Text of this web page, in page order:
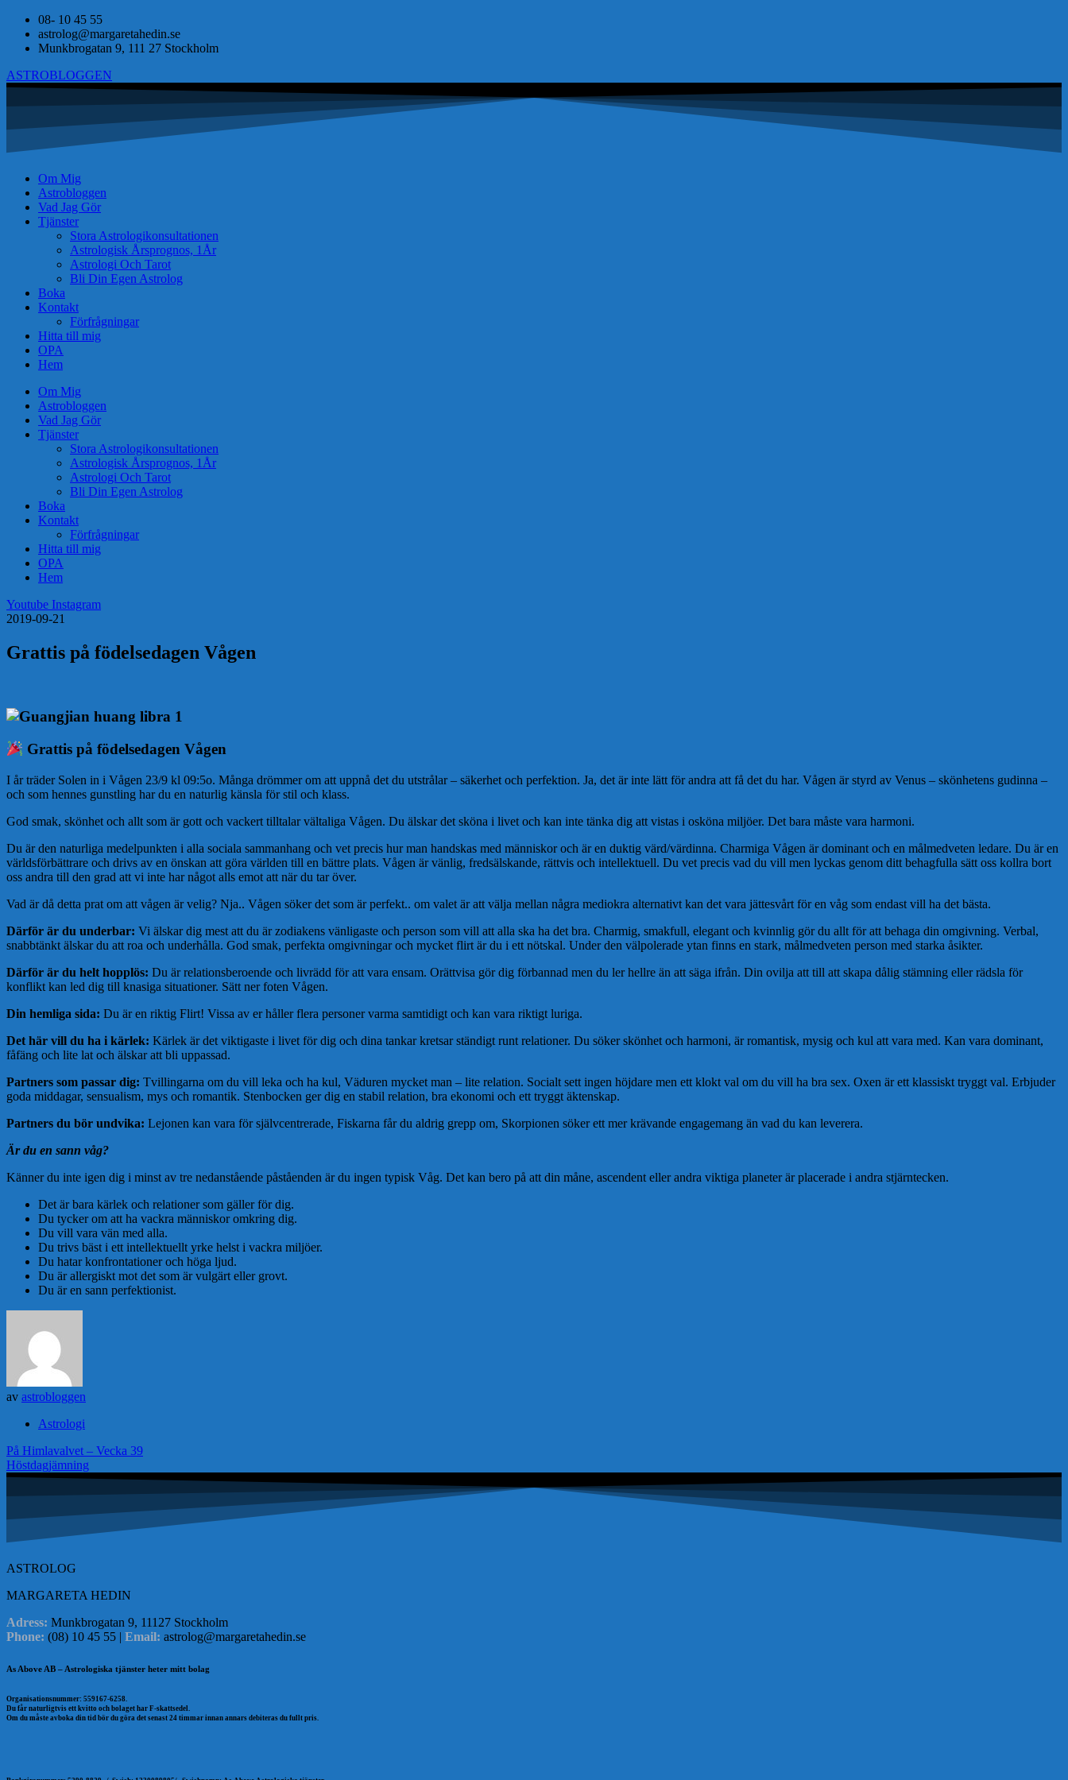
08- 10 45 55
astrolog@margaretahedin.se
Munkbrogatan 9, 111 27 Stockholm
ASTROBLOGGEN
Om Mig
Astrobloggen
Vad Jag Gör
Tjänster
Stora Astrologikonsultationen
Astrologisk Årsprognos, 1År
Astrologi Och Tarot
Bli Din Egen Astrolog
Boka
Kontakt
Förfrågningar
Hitta till mig
OPA
Hem
Om Mig
Astrobloggen
Vad Jag Gör
Tjänster
Stora Astrologikonsultationen
Astrologisk Årsprognos, 1År
Astrologi Och Tarot
Bli Din Egen Astrolog
Boka
Kontakt
Förfrågningar
Hitta till mig
OPA
Hem
Youtube Instagram
2019-09-21
Grattis på födelsedagen Vågen
Grattis på födelsedagen Vågen
I år träder Solen in i Vågen 23/9 kl 09:5o. Många drömmer om att uppnå det du utstrålar – säkerhet och perfektion. Ja, det är inte lätt för andra att få det du har. Vågen är styrd av Venus – skönhetens gudinna –
och som hennes gunstling har du en naturlig känsla för stil och klass.
God smak, skönhet och allt som är gott och vackert tilltalar vältaliga Vågen. Du älskar det sköna i livet och kan inte tänka dig att vistas i osköna miljöer. Det bara måste vara harmoni.
Du är den naturliga medelpunkten i alla sociala sammanhang och vet precis hur man handskas med människor och är en duktig värd/värdinna. Charmiga Vågen är dominant och en målmedveten ledare. Du är en
världsförbättrare och drivs av en önskan att göra världen till en bättre plats. Vågen är vänlig, fredsälskande, rättvis och intellektuell. Du vet precis vad du vill men lyckas genom ditt behagfulla sätt oss kollra bort
oss andra till den grad att vi inte har något alls emot att när du tar över.
Vad är då detta prat om att vågen är velig? Nja.. Vågen söker det som är perfekt.. om valet är att välja mellan några mediokra alternativt kan det vara jättesvårt för en våg som endast vill ha det bästa.
Därför är du underbar: Vi älskar dig mest att du är zodiakens vänligaste och person som vill att alla ska ha det bra. Charmig, smakfull, elegant och kvinnlig gör du allt för att behaga din omgivning. Verbal,
snabbtänkt älskar du att roa och underhålla. God smak, perfekta omgivningar och mycket flirt är du i ett nötskal. Under den välpolerade ytan finns en stark, målmedveten person med starka åsikter.
Därför är du helt hopplös: Du är relationsberoende och livrädd för att vara ensam. Orättvisa gör dig förbannad men du ler hellre än att säga ifrån. Din ovilja att till att skapa dålig stämning eller rädsla för
konflikt kan led dig till knasiga situationer. Sätt ner foten Vågen.
Din hemliga sida: Du är en riktig Flirt! Vissa av er håller flera personer varma samtidigt och kan vara riktigt luriga.
Det här vill du ha i kärlek: Kärlek är det viktigaste i livet för dig och dina tankar kretsar ständigt runt relationer. Du söker skönhet och harmoni, är romantisk, mysig och kul att vara med. Kan vara dominant,
fåfäng och lite lat och älskar att bli uppassad.
Partners som passar dig: Tvillingarna om du vill leka och ha kul, Väduren mycket man – lite relation. Socialt sett ingen höjdare men ett klokt val om du vill ha bra sex. Oxen är ett klassiskt tryggt val. Erbjuder
goda middagar, sensualism, mys och romantik. Stenbocken ger dig en stabil relation, bra ekonomi och ett tryggt äktenskap.
Partners du bör undvika: Lejonen kan vara för självcentrerade, Fiskarna får du aldrig grepp om, Skorpionen söker ett mer krävande engagemang än vad du kan leverera.
Är du en sann våg?
Känner du inte igen dig i minst av tre nedanstående påståenden är du ingen typisk Våg. Det kan bero på att din måne, ascendent eller andra viktiga planeter är placerade i andra stjärntecken.
Det är bara kärlek och relationer som gäller för dig.
Du tycker om att ha vackra människor omkring dig.
Du vill vara vän med alla.
Du trivs bäst i ett intellektuellt yrke helst i vackra miljöer.
Du hatar konfrontationer och höga ljud.
Du är allergiskt mot det som är vulgärt eller grovt.
Du är en sann perfektionist.
av astrobloggen
Astrologi
Inläggsnavigering
På Himlavalvet – Vecka 39
Höstdagjämning
ASTROLOG
MARGARETA HEDIN
Adress: Munkbrogatan 9, 11127 Stockholm
Phone: (08) 10 45 55 | Email: astrolog@margaretahedin.se
As Above AB – Astrologiska tjänster heter mitt bolag
Organisationsnummer: 559167-6258.
Du får naturligtvis ett kvitto och bolaget har F-skattsedel.
Om du måste avboka din tid bör du göra det senast 24 timmar innan annars debiteras du fullt pris.